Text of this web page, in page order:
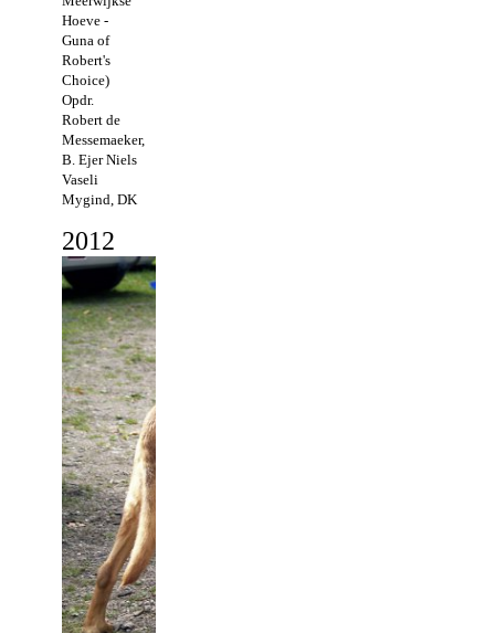
Hoeve -
Guna of
Robert's
Choice)
Opdr.
Robert de
Messemaeker,
B. Ejer Niels
Vaseli
Mygind, DK
2012